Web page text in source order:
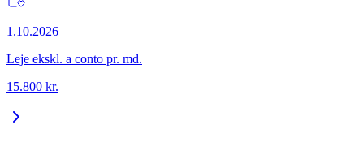
1.10.2026
Leje ekskl. a conto pr. md.
15.800 kr.